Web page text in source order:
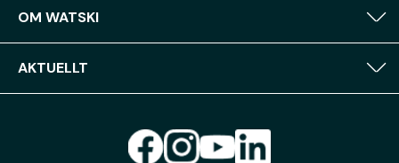
OM WATSKI
AKTUELLT